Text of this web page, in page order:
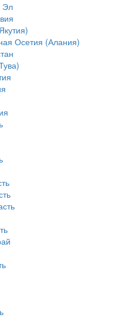
Эл
Осетия (Алания)